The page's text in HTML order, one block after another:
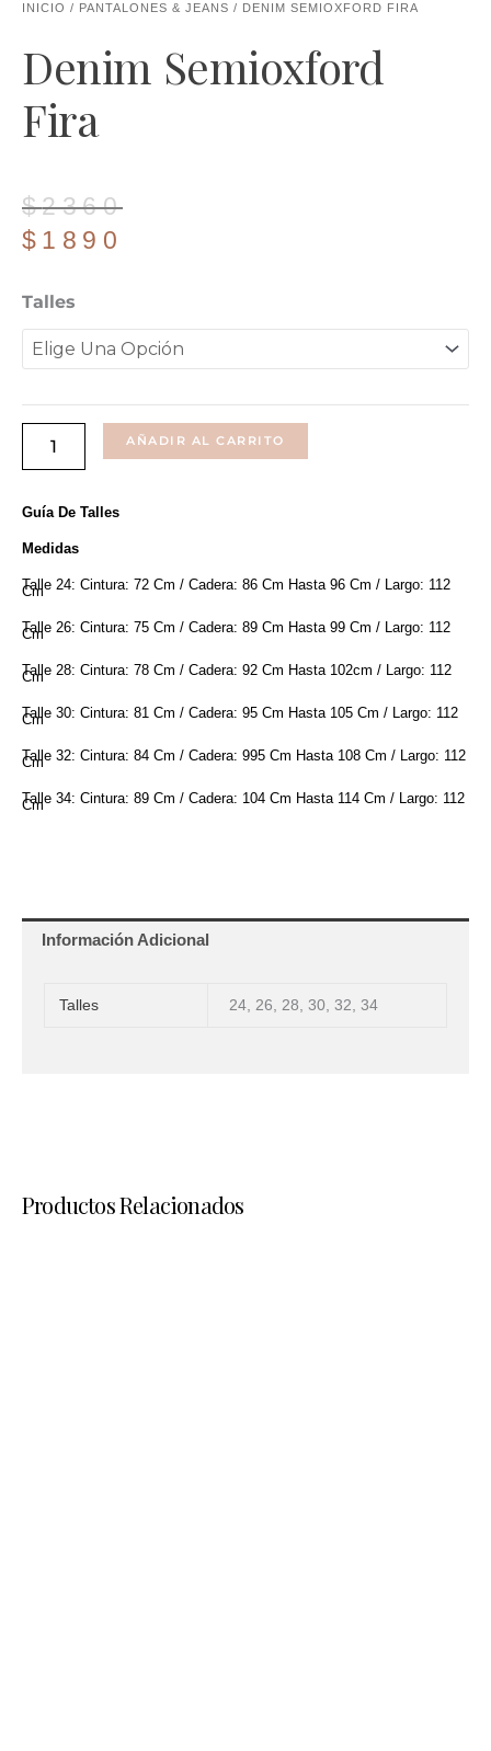
INICIO / PANTALONES & JEANS / DENIM SEMIOXFORD FIRA
Denim Semioxford
Fira
$2360
El
precio
era:
$2360.
$ 1890
El
precio
es:
$1890.
Talles
Denim
Semioxford
Fira
Cantidad
AÑADIR AL CARRITO
Guía De Talles
Medidas
Talle 24: Cintura: 72 Cm / Cadera: 86 Cm Hasta 96 Cm / Largo: 112
Cm
Talle 26: Cintura: 75 Cm / Cadera: 89 Cm Hasta 99 Cm / Largo: 112
Cm
Talle 28: Cintura: 78 Cm / Cadera: 92 Cm Hasta 102cm / Largo: 112
Cm
Talle 30: Cintura: 81 Cm / Cadera: 95 Cm Hasta 105 Cm / Largo: 112
Cm
Talle 32: Cintura: 84 Cm / Cadera: 995 Cm Hasta 108 Cm / Largo: 112
Cm
Talle 34: Cintura: 89 Cm / Cadera: 104 Cm Hasta 114 Cm / Largo: 112
Cm
Productos Relacionados
Información Adicional
Talles 24, 26, 28, 30, 32, 34